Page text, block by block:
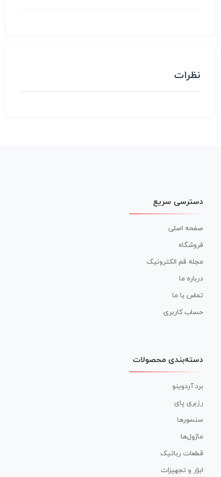
نظرات
دسترسی سریع
صفحه اصلی
فروشگاه
مجله قم الکترونیک
درباره ما
تماس با ما
حساب کاربری
دسته‌بندی محصولات
برد آردوینو
رزبری پای
سنسورها
ماژول‌ها
قطعات رباتیک
ابزار و تجهیزات